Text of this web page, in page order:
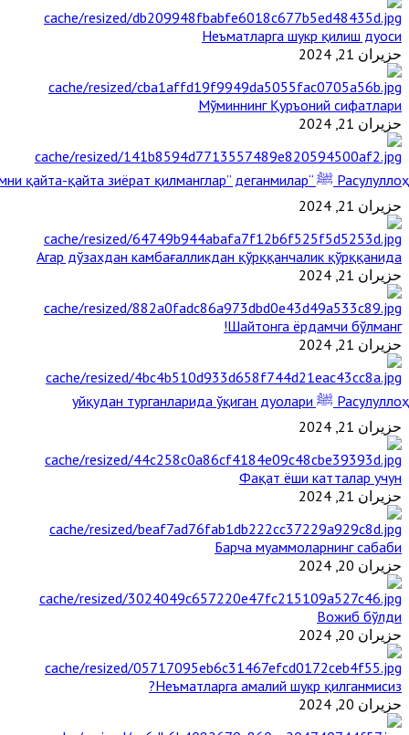
Неъматларга шукр қилиш дуоси
حزيران 21, 2024
Мўминнинг Қуръоний сифатлари
حزيران 21, 2024
Расулуллоҳ ﷺ “Қабримни қайта-қайта зиёрат қилманглар” деганмилар?
حزيران 21, 2024
Агар дўзахдан камбағалликдан қўрққанчалик қўрққанида
حزيران 21, 2024
Шайтонга ёрдамчи бўлманг!
حزيران 21, 2024
Расулуллоҳ ﷺ уйқудан турганларида ўқиган дуолари
حزيران 21, 2024
Фақат ёши катталар учун
حزيران 21, 2024
Барча муаммоларнинг сабаби
حزيران 20, 2024
Вожиб бўлди
حزيران 20, 2024
Неъматларга амалий шукр қилганмисиз?
حزيران 20, 2024